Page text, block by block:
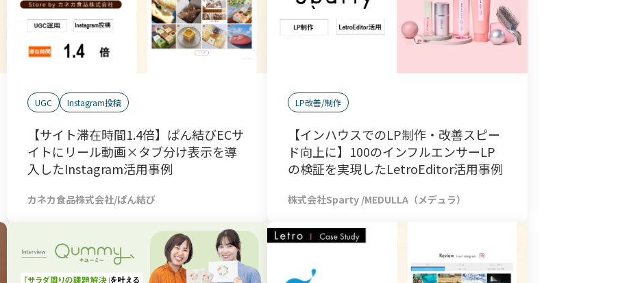
UGC Instagram投稿
【サイト滞在時間1.4倍】ぱん結びECサ
イトにリール動画×タブ分け表示を導
入したInstagram活用事例
カネカ食品株式会社/ぱん結び
LP改善/制作
【インハウスでのLP制作・改善スピー
ド向上に】100のインフルエンサーLP
の検証を実現したLetroEditor活用事例
株式会社Sparty/MEDULLA（メデュラ）